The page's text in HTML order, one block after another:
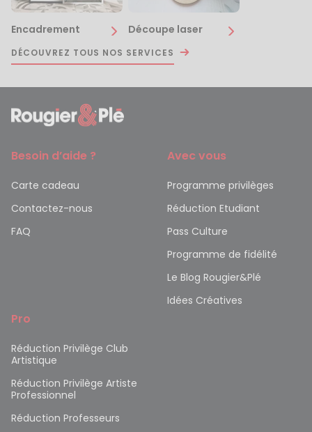
Encadrement Découpe laser
DÉCOUVREZ TOUS NOS SERVICES
Besoin d’aide ?
Carte cadeau
Contactez-nous
FAQ
Avec vous
Programme privilèges
Réduction Etudiant
Pass Culture
Programme de fidélité
Le Blog Rougier&Plé
Idées Créatives
Pro
Réduction Privilège Club
Artistique
Réduction Privilège Artiste
Professionnel
Réduction Professeurs